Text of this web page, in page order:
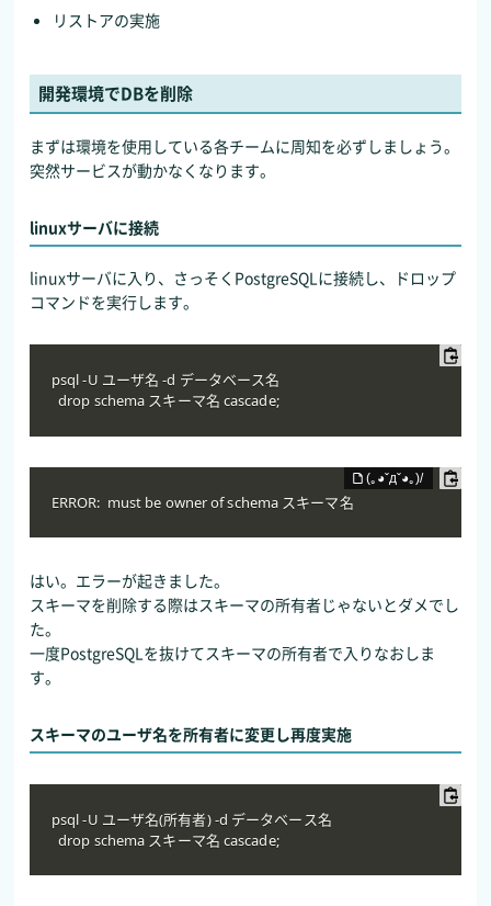
リストアの実施
開発環境でDBを削除
まずは環境を使用している各チームに周知を必ずしましょう。
突然サービスが動かなくなります。
linuxサーバに接続
linuxサーバに入り、さっそくPostgreSQLに接続し、ドロップ
コマンドを実行します。
psql -U ユーザ名 -d データベース名
  drop schema スキーマ名 cascade;
ERROR:  must be owner of schema スキーマ名
はい。エラーが起きました。
スキーマを削除する際はスキーマの所有者じゃないとダメでし
た。
一度PostgreSQLを抜けてスキーマの所有者で入りなおしま
す。
スキーマのユーザ名を所有者に変更し再度実施
psql -U ユーザ名(所有者) -d データベース名
  drop schema スキーマ名 cascade;